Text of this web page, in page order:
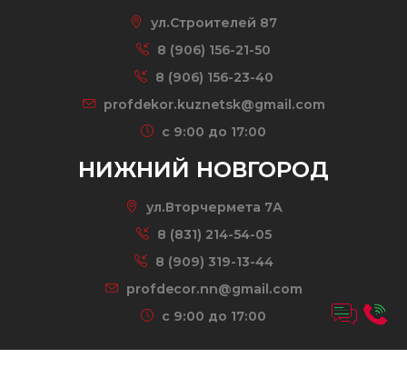
ул.Строителей 87
8 (906) 156-21-50
8 (906) 156-23-40
profdekor.kuznetsk@gmail.com
c 9:00 до 17:00
НИЖНИЙ НОВГОРОД
ул.Вторчермета 7А
8 (831) 214-54-05
8 (909) 319-13-44
profdecor.nn@gmail.com
c 9:00 до 17:00